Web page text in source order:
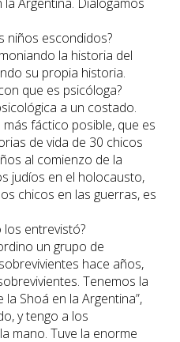
niños escondidos?
la historia del
su propia historia.
que es psicóloga?
a un costado.
fáctico posible, que es
de vida de 30 chicos
al comienzo de la
judíos en el holocausto,
chicos en las guerras, es
los entrevistó?
un grupo de
hace años,
Tenemos la
Shoá en la Argentina”,
y tengo a los
mano. Tuve la enorme